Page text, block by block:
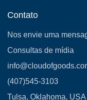
Contato
Nos envie uma
Consultas de mídia
(407)545-3103
Tulsa, Oklahoma, USA